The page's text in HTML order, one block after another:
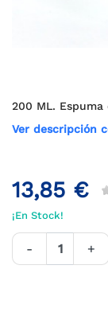
200 ML.
Ver descripción
13,85 €
¡En Stock!
- +